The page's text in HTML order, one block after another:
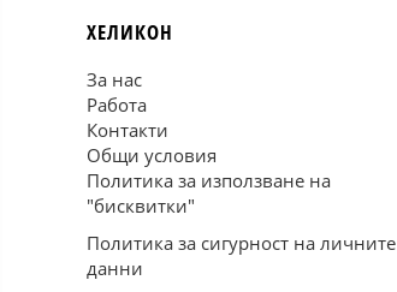
ХЕЛИКОН
За нас
Работа
Контакти
Общи условия
Политика за използване на
"бисквитки"
Политика за сигурност на личните
данни